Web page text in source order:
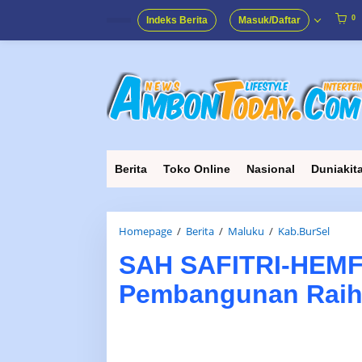
Indeks Berita Masuk/Daftar 0
Berita Toko Online Nasional
Homepage / Berita / Maluku / Kab.BurSelSAH
Raih
SAH SAFITRI-
Pembangunan